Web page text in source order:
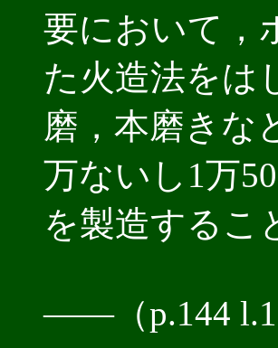
要において，
た火造法をは
磨，本磨きな
万ないし1万
を製造するこ
――（p.144